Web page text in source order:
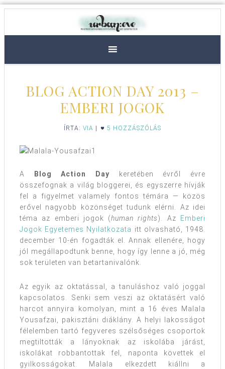
BLOG ACTION DAY 2013 –
EMBERI JOGOK
ÍRTA: VIA 5 HOZZÁSZÓLÁS
A Blog Action Day keretében évről évre
összefognak a világ bloggerei, és egyszerre hívják
fel a figyelmet valamely fontos témára — közös
erővel nagyobb közönséget tudunk elérni. Az idei
téma az emberi jogok (human rights). Az
Emberi
Jogok Egyetemes Nyilatkozata itt olvasható, 1948.
december 10-én fogadták el. Annak ellenére, hogy
jól megállapodtunk benne, hogy így lenne a jó, még
sok területen van betartanivalónk.
Az egyik az oktatással, a tanuláshoz való joggal
kapcsolatos. Senki sem veszi az oktatásért való
harcot annyira komolyan, mint a 16 éves Malala
Yousafzai, pakisztáni diáklány. A helyi lakosságot
félelemben tartó fegyveres szélsőséges csoportok
megtiltották a lányoknak az iskolába járást,
iskolákat robbantottak fel, naponta követtek el
gyilkosságokat. Malala elkezdett kiállni a